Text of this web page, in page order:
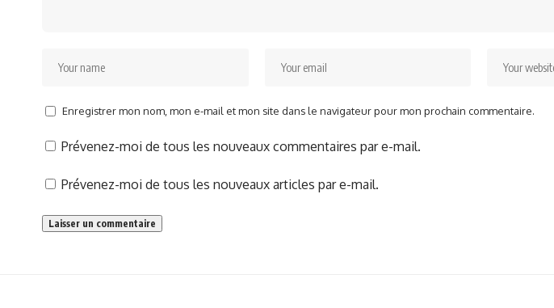
Enregistrer mon nom, mon e-mail et mon site dans le navigateur pour mon prochain commentaire.
Prévenez-moi de tous les nouveaux commentaires par e-mail.
Prévenez-moi de tous les nouveaux articles par e-mail.